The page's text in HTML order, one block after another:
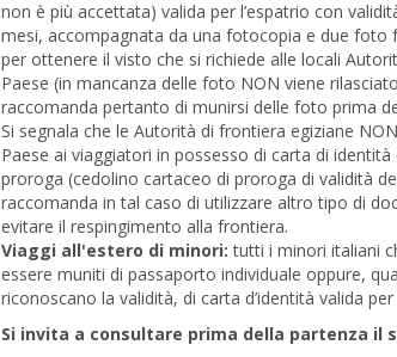
non è più accettata) valida per l’espatrio con
mesi, accompagnata da una fotocopia e due foto
per ottenere il visto che si richiede alle locali
Paese (in mancanza delle foto NON viene
raccomanda pertanto di munirsi delle foto prima
Si segnala che le Autorità di frontiera egiziane
Paese ai viaggiatori in possesso di carta di
proroga (cedolino cartaceo di proroga di validità
raccomanda in tal caso di utilizzare altro tipo di
evitare il respingimento alla frontiera.
Viaggi all'estero di minori: tutti i minori italiani
essere muniti di passaporto individuale oppure,
riconoscano la validità, di carta d’identità valida per
Si invita a consultare prima della partenza il